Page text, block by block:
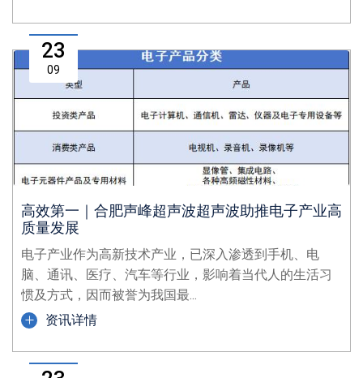
23
09
高效第一｜合肥声峰超声波超声波助推电子产业高
质量发展
电子产业作为高新技术产业，已深入渗透到手机、电
脑、通讯、医疗、汽车等行业，影响着当代人的生活习
惯及方式，因而被誉为我国最...
资讯详情